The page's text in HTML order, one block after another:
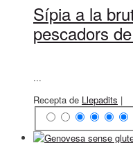
Sípia a la
pescadors
...
Recepta de Llepadits |